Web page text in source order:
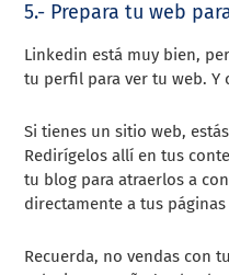
5.- Prepara tu web
Linkedin está muy bien,
tu perfil para ver tu web. Y
Si tienes un sitio web,
Redirígelos allí en tus
tu blog para atraerlos a
directamente a tus
Recuerda, no vendas con